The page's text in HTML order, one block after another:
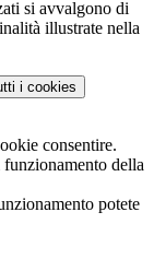
si avvalgono di
illustrate nella
i cookies
consentire.
della
potete